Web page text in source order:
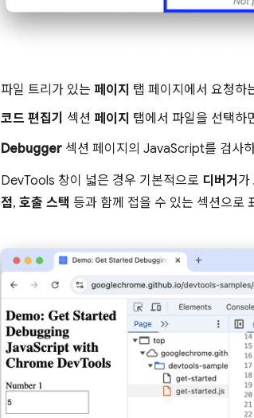
파일 트리가 있는 페이지 탭 페이지에서 요청하
코드 편집기 섹션 페이지 탭에서 파일을 선택하
Debugger 섹션 페이지의 JavaScript를 검사
DevTools 창이 넓은 경우 기본적으로 디버거 가
점, 호출 스택 등과 함께 접을 수 있는 섹션으로